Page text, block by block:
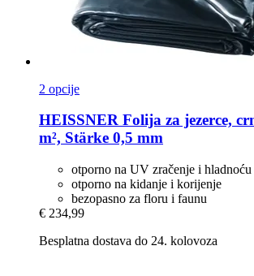
2 opcije
HEISSNER Folija za jezerce,
m², Stärke 0,5 mm
otporno na UV zračenje i hladnoću
otporno na kidanje i korijenje
bezopasno za floru i faunu
€ 234,99
Besplatna dostava do 24. kolovoza